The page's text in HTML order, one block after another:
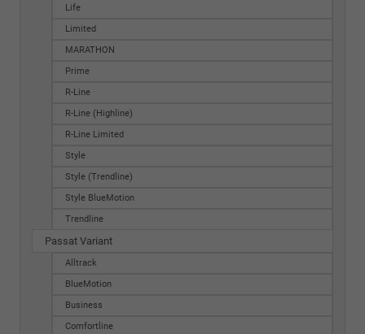
Life
Limited
MARATHON
Prime
R-Line
R-Line (Highline)
R-Line Limited
Style
Style (Trendline)
Style BlueMotion
Trendline
Passat Variant
Alltrack
BlueMotion
Business
Comfortline